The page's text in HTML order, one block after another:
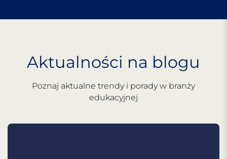
Aktualności na blogu
Poznaj aktualne trendy i porady w branży
edukacyjnej